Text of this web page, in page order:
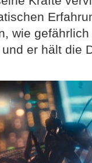
wie
er hält die